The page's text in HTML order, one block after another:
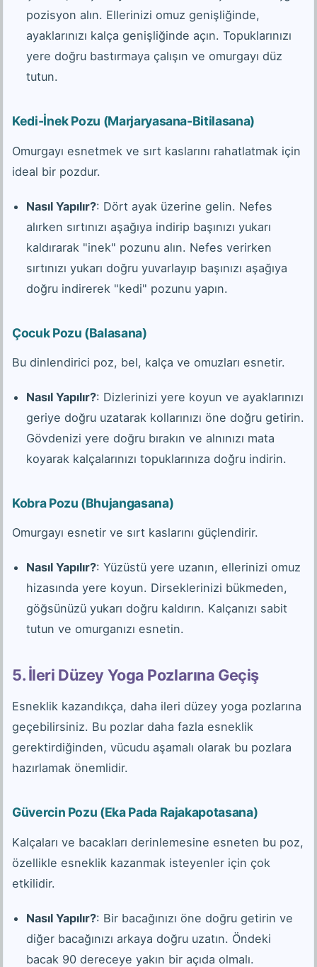
pozisyon alın. Ellerinizi omuz genişliğinde,
ayaklarınızı kalça genişliğinde açın. Topuklarınızı
yere doğru bastırmaya çalışın ve omurgayı düz
tutun.
Kedi-İnek Pozu (Marjaryasana-Bitilasana)
Omurgayı esnetmek ve sırt kaslarını rahatlatmak için
ideal bir pozdur.
Nasıl Yapılır?: Dört ayak üzerine gelin. Nefes
alırken sırtınızı aşağıya indirip başınızı yukarı
kaldırarak "inek" pozunu alın. Nefes verirken
sırtınızı yukarı doğru yuvarlayıp başınızı aşağıya
doğru indirerek "kedi" pozunu yapın.
Çocuk Pozu (Balasana)
Bu dinlendirici poz, bel, kalça ve omuzları esnetir.
Nasıl Yapılır?: Dizlerinizi yere koyun ve ayaklarınızı
geriye doğru uzatarak kollarınızı öne doğru getirin.
Gövdenizi yere doğru bırakın ve alnınızı mata
koyarak kalçalarınızı topuklarınıza doğru indirin.
Kobra Pozu (Bhujangasana)
Omurgayı esnetir ve sırt kaslarını güçlendirir.
Nasıl Yapılır?: Yüzüstü yere uzanın, ellerinizi omuz
hizasında yere koyun. Dirseklerinizi bükmeden,
göğsünüzü yukarı doğru kaldırın. Kalçanızı sabit
tutun ve omurganızı esnetin.
5. İleri Düzey Yoga Pozlarına Geçiş
Esneklik kazandıkça, daha ileri düzey yoga pozlarına
geçebilirsiniz. Bu pozlar daha fazla esneklik
gerektirdiğinden, vücudu aşamalı olarak bu pozlara
hazırlamak önemlidir.
Güvercin Pozu (Eka Pada Rajakapotasana)
Kalçaları ve bacakları derinlemesine esneten bu poz,
özellikle esneklik kazanmak isteyenler için çok
etkilidir.
Nasıl Yapılır?: Bir bacağınızı öne doğru getirin ve
diğer bacağınızı arkaya doğru uzatın. Öndeki
bacak 90 dereceye yakın bir açıda olmalı.